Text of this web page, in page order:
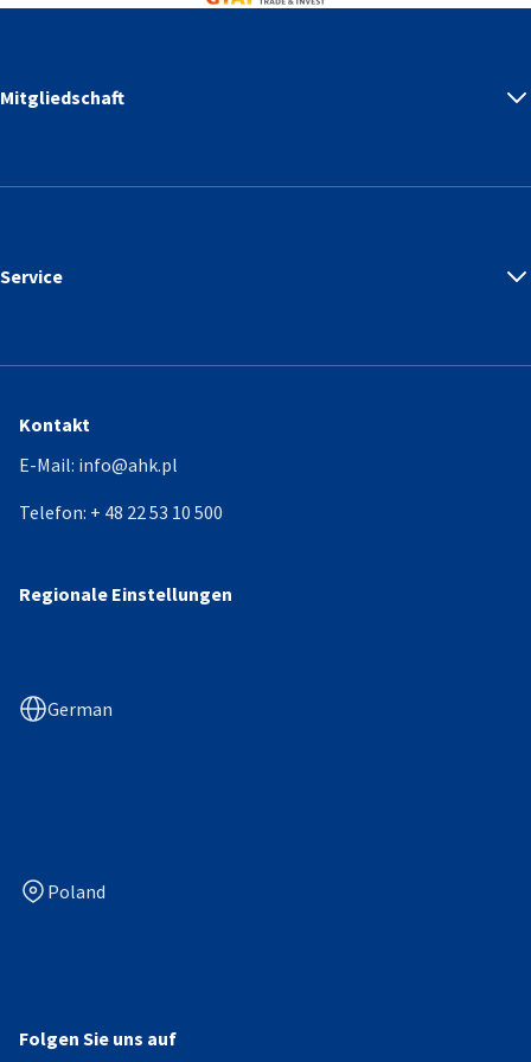
Mitgliedschaft
Service
Kontakt
E-Mail: info@ahk.pl
Telefon: + 48 22 53 10 500
Regionale Einstellungen
German
Poland
Folgen Sie uns auf